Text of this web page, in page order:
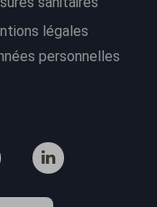
légales
personnelles